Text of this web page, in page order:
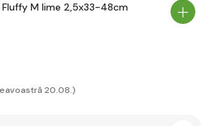
M lime 2,5x33-48cm
20.08.)